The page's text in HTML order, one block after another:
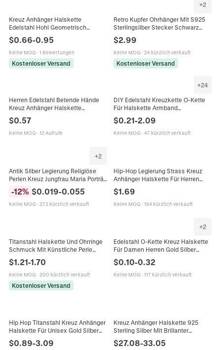
Kreuz Anhänger Halskette
Edelstahl Hohl Geometrisch
Religiöser Schmuck
Minimalistische Mode Für Männer
Frauen Silber
$0.66-0.95
Keine MOQ · 1 Bewertungen
Kostenloser Versand
+2
Retro Kupfer Ohrhänger Mit S925
Sterlingsilber Stecker Schwarz
Emaille Herz Kreuz Mond Stern Blitz
Pfote Anhänger Kette Schmuck Für
Damen
$2.99
Keine MOQ · 24 kürzlich verkauft
Kostenloser Versand
Herren Edelstahl Betende Hände
Kreuz Anhänger Halskette
Religiöser Schmuck Silber Hohle
Venezianerkette Geschenk
$0.57
Keine MOQ · 12 Aufrufe
+24
DIY Edelstahl Kreuzkette O-Kette
Für Halskette Armband
Schmuckherstellung
Handgefertigtes Zubehör Gold
Silber Schwarz
$0.21-2.09
Keine MOQ · 47 kürzlich verkauft
+2
Antik Silber Legierung Religiöse
Perlen Kreuz Jungfrau Maria Porträt
Schmuckherstellung Retro
-12% $0.019-0.055
Keine MOQ · 272 kürzlich verkauft
Hip-Hop Legierung Strass Kreuz
Anhänger Halskette Für Herren
Panzerkette Schmuck Geschenk
$1.69
Keine MOQ · 154 kürzlich verkauft
Titanstahl Halskette Und Ohrringe
Schmuck Mit Künstliche Perle
Kreuz Wassertropfen Zirkon Silver
Earring Post Für Damen Bankett
Hochzeit
$1.21-1.70
Keine MOQ · 200 kürzlich verkauft
Kostenloser Versand
+2
Edelstahl O-Kette Kreuz Halskette
Für Damen Herren Gold Silber
Galvanisiert Minimalistische
Schlüsselbeinkette DIY
Schmuckzubehör
$0.10-0.32
Keine MOQ · 117 kürzlich verkauft
Hip Hop Titanstahl Kreuz Anhänger
Halskette Für Unisex Gold Silber
Eingelegt Kordelkette Schmuck
$0.89-3.09
Kreuz Anhänger Halskette 925
Sterling Silber Mit Brillanter
Religiöser Schmuck Für Damen
$27.08-33.05